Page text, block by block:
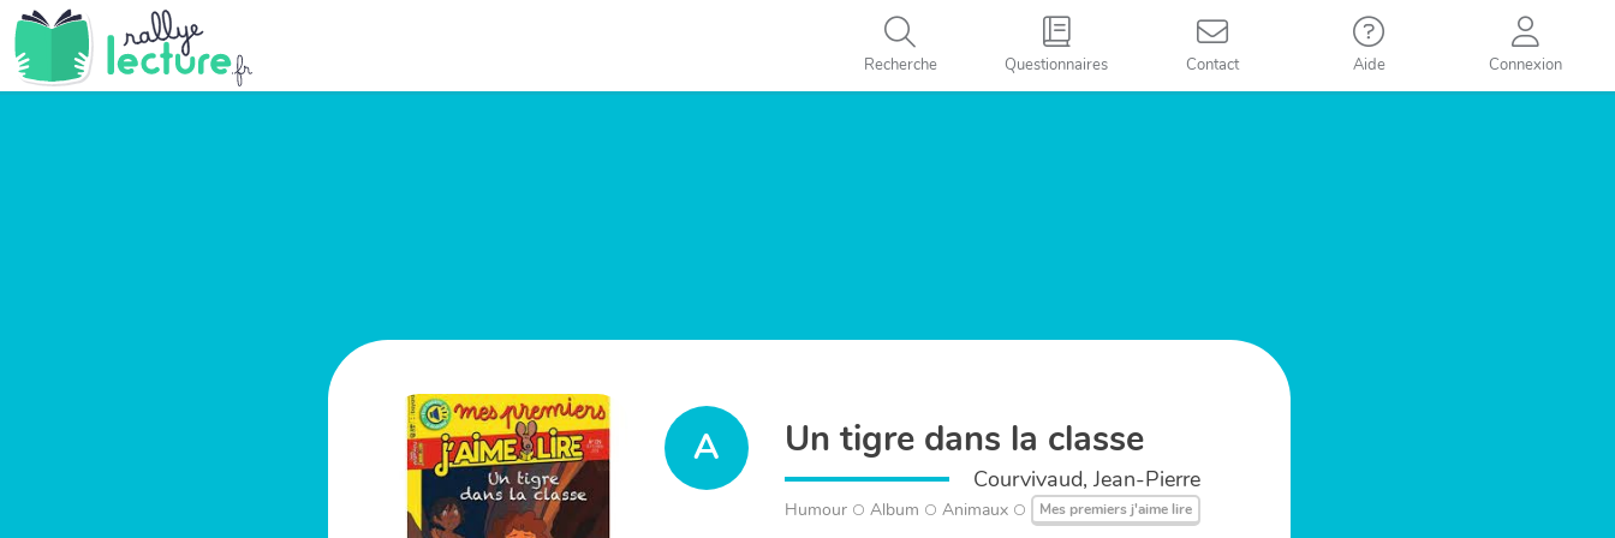
Recherche Questionnaires Contact Aide Connexion
A Un tigre dans la classe
Courvivaud, Jean-Pierre
Humour Album Animaux Mes premiers j'aime lire